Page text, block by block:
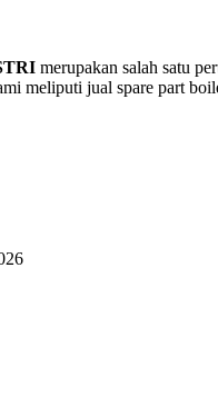
merupakan salah satu
meliputi jual spare part